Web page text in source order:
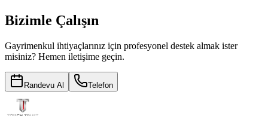
Bizimle Çalışın
Gayrimenkul ihtiyaçlarınız için profesyonel destek almak ister
misiniz? Hemen iletişime geçin.
Randevu Al Telefon